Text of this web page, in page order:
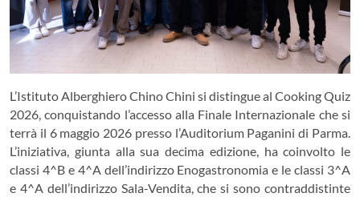
L’Istituto AlberghieroChino Chini si distingue al Cooking Quiz
2026, conquistando l’accesso alla Finale Internazionale che si
terrà il 6 maggio 2026 presso l’Auditorium Paganini di Parma.
L’iniziativa, giunta alla sua decima edizione, ha coinvolto le
classi 4^B e 4^A dell’indirizzo Enogastronomia e le classi 3^A
e 4^A dell’indirizzo Sala-Vendita, che si sono contraddistinte